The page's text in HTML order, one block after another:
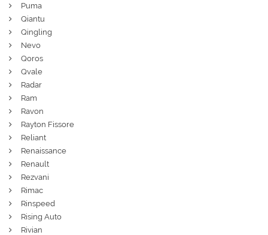
Puma
Qiantu
Qingling
Nevo
Qoros
Qvale
Radar
Ram
Ravon
Rayton Fissore
Reliant
Renaissance
Renault
Rezvani
Rimac
Rinspeed
Rising Auto
Rivian